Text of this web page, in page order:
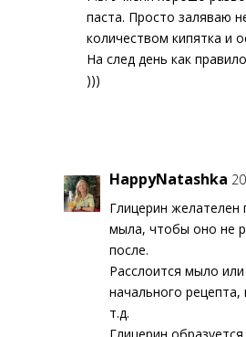
паста. Просто заляваю
количеством кипятка и
На след день как
)))
HappyNatashka
Глицерин желателен
мыла, чтобы оно не
после.
Расслоится мыло
начального
т.д.